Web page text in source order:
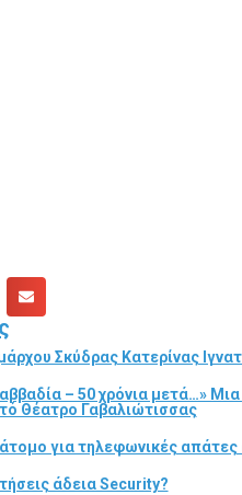
Σκύδρας Κατερίνας
– 50 χρόνια μετά…»
Θέατρο Γαβαλιώτισσας
για τηλεφωνικές
άδεια Security?